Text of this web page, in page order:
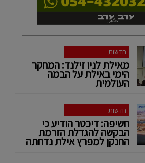
חדשות
מאילת לניו זילנד: המחקר
הימי באילת על הבמה
העולמית
חדשות
חשיפה: דיכטר הודיע כי
הבקשה להגדלת הזרמת
החנקן למפרץ אילת נדחתה